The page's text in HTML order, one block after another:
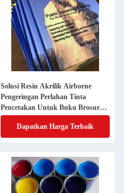
Solusi Resin Akrilik Airborne
Pengeringan Perlahan Tinta
Pencetakan Untuk Buku Brosur
Majalah
Dapatkan Harga Terbaik